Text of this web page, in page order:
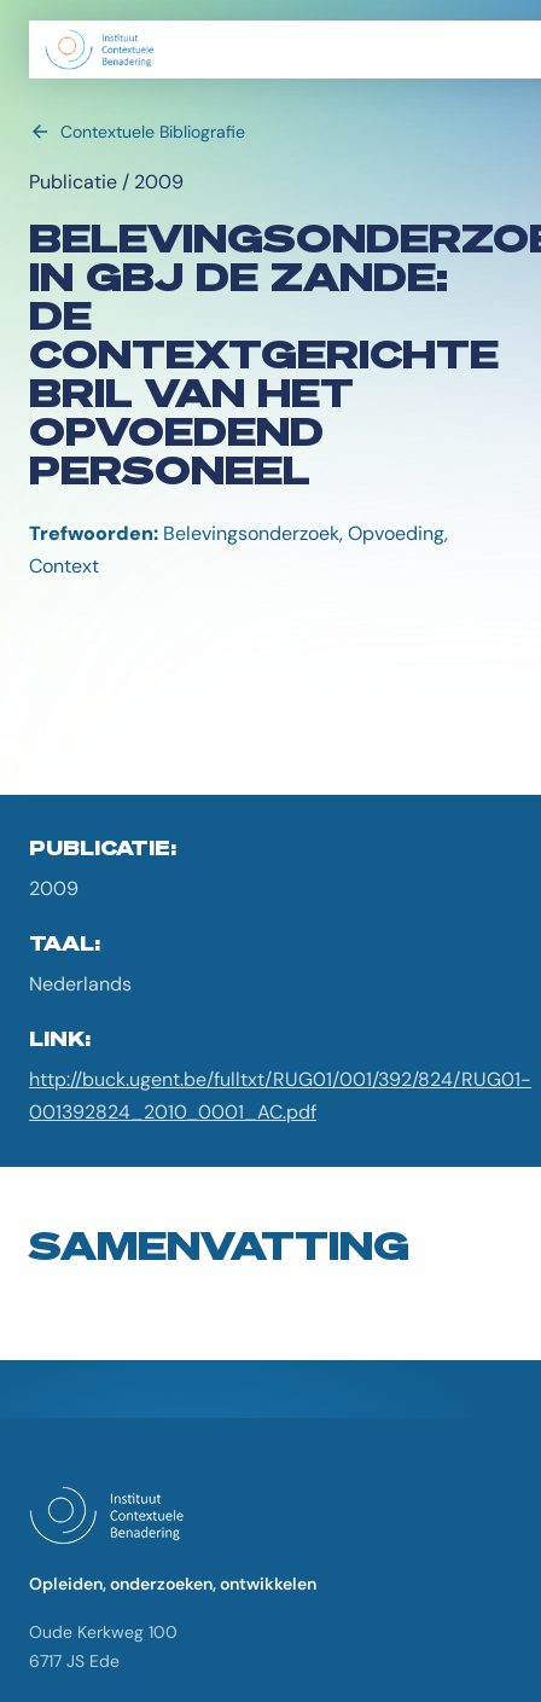
Contextuele Bibliografie
Publicatie / 2009
IN GBJ DE ZANDE:
DE
CONTEXTGERICHTE
BRIL VAN HET
OPVOEDEND
PERSONEEL
Trefwoorden: Belevingsonderzoek, Opvoeding,
Context
PUBLICATIE:
2009
TAAL:
Nederlands
LINK:
http://buck.ugent.be/fulltxt/RUG01/001/392/824/RUG01-
001392824_2010_0001_AC.pdf
SAMENVATTING
Opleiden, onderzoeken, ontwikkelen
Oude Kerkweg 100
6717 JS Ede